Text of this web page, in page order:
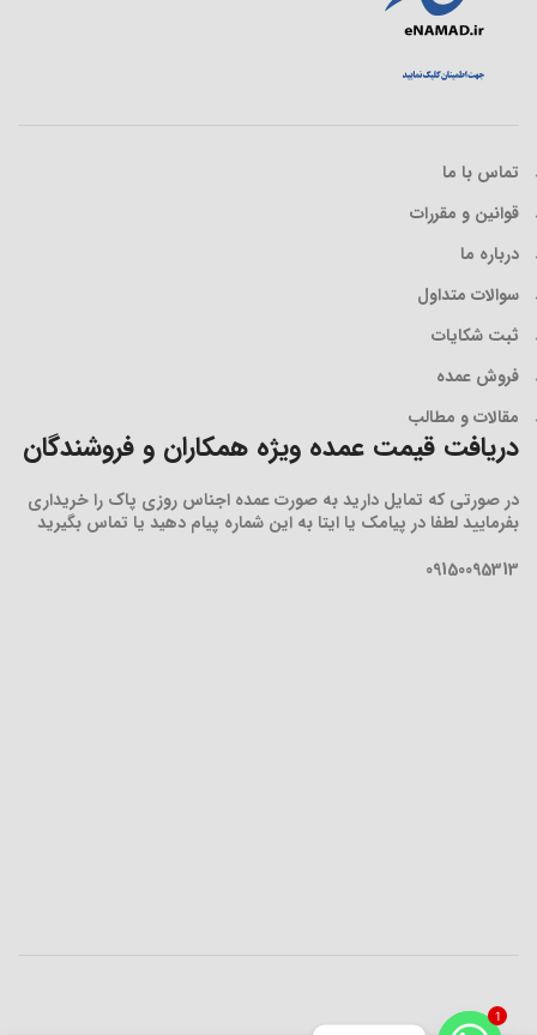
تماس با ما
قوانین و مقررات
درباره ما
سوالات متداول
ثبت شکایات
فروش عمده
مقالات و مطالب
دریافت قیمت عمده ویژه همکاران و فروشندگان
در صورتی که تمایل دارید به صورت عمده اجناس روزی پاک را خریداری
بفرمایید لطفا در پیامک یا ایتا به این شماره پیام دهید یا تماس بگیرید
09150095313
1